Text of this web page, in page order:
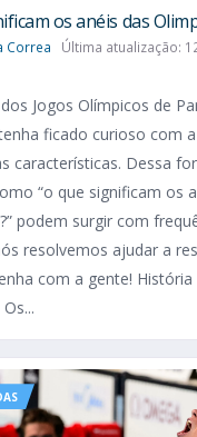
os anéis das
Correa Última atualização:
Jogos Olímpicos de
ficado curioso com
características. Dessa
“o que significam os
podem surgir com
resolvemos ajudar a
com a gente! História